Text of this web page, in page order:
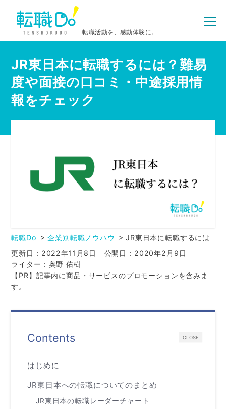
転職活動を、感動体験に。
JR東日本に転職するには？難易
度や面接の口コミ・中途採用情
報をチェック
転職Do 企業別転職ノウハウ
JR東日本に転職するには
更新日：2022年11月8日
公開日：2020年2月9日
ライター：奥野 佑樹
【PR】記事内に商品・サービスのプロモーションを含みま
す。
CLOSE
Contents
はじめに
JR東日本への転職についてのまとめ
JR東日本の転職レーダーチャート